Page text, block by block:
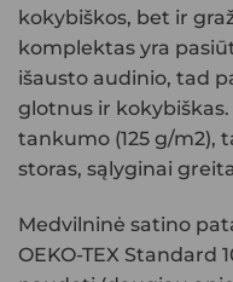
kokybiškos, bet ir
komplektas yra
išausto audinio, tad
glotnus ir
tankumo (125 g/m2),
storas, sąlyginai
Medvilninė satino
OEKO-TEX Standard